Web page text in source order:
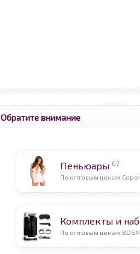
Обратите внимание
Пеньюары 67
По оптовым ценам
Комплекты и
По оптовым ценам